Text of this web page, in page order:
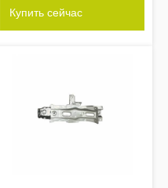
Купить сейчас